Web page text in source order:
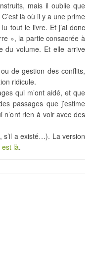
mais il oublie que
là où il y a une prime
tout le livre. Et j’ai donc
», la partie consacrée à
du volume. Et elle arrive
de gestion des conflits,
ridicule.
qui m’ont aidé, et que
passages que j’estime
rien à voir avec des
s’il a existé…). La version
est là.